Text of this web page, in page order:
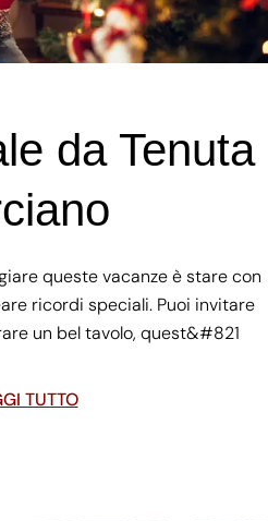
da Tenuta
queste vacanze è stare con
ricordi speciali. Puoi invitare
un bel tavolo, quest&#821
TUTTO